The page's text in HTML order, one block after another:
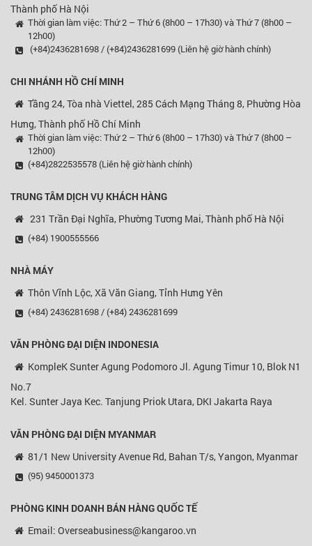
Thành phố Hà Nội
Thời gian làm việc: Thứ 2 – Thứ 6 (8h00 – 17h30) và Thứ 7 (8h00 –
12h00)
(+84)2436281698 / (+84)2436281699 (Liên hệ giờ hành chính)
CHI NHÁNH HỒ CHÍ MINH
Tầng 24, Tòa nhà Viettel, 285 Cách Mạng Tháng 8, Phường Hòa
Hưng, Thành phố Hồ Chí Minh
Thời gian làm việc: Thứ 2 – Thứ 6 (8h00 – 17h30) và Thứ 7 (8h00 –
12h00)
(+84)2822535578 (Liên hệ giờ hành chính)
TRUNG TÂM DỊCH VỤ KHÁCH HÀNG
231 Trần Đại Nghĩa, Phường Tương Mai, Thành phố Hà Nội
(+84) 1900555566
NHÀ MÁY
Thôn Vĩnh Lộc, Xã Văn Giang, Tỉnh Hưng Yên
(+84) 2436281698 / (+84) 2436281699
VĂN PHÒNG ĐẠI DIỆN INDONESIA
KompleK Sunter Agung Podomoro Jl. Agung Timur 10, Blok N1
No.7
Kel. Sunter Jaya Kec. Tanjung Priok Utara, DKI Jakarta Raya
VĂN PHÒNG ĐẠI DIỆN MYANMAR
81/1 New University Avenue Rd, Bahan T/s, Yangon, Myanmar
(95) 9450001373
PHÒNG KINH DOANH BÁN HÀNG QUỐC TẾ
Email: Overseabusiness@kangaroo.vn